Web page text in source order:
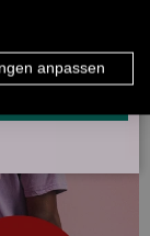
NACHRICHT,
anpassen